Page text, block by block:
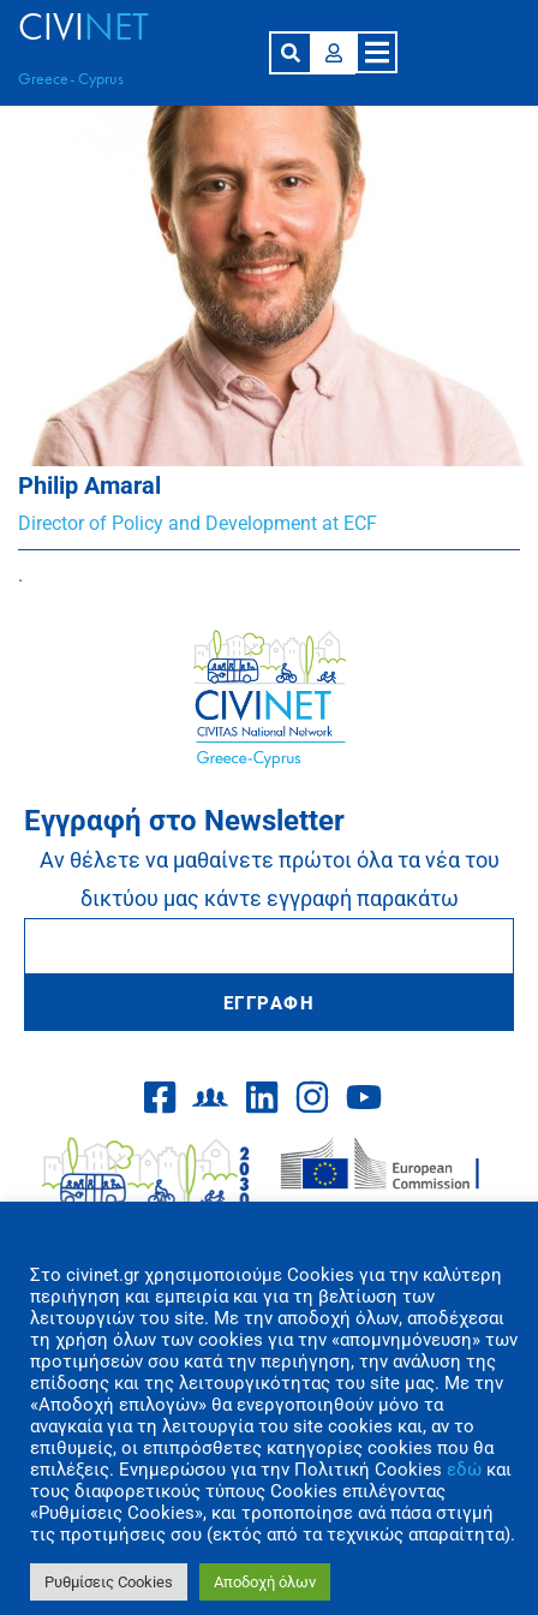
CIVINET
Greece- Cyprus
Philip Amaral
Director of Policy and Development at ECF
.
Εγγραφή στο Newsletter
Αν θέλετε να μαθαίνετε πρώτοι όλα τα νέα του
δικτύου μας κάντε εγγραφή παρακάτω
ΕΓΓΡΑΦΗ
Όροι Χρήσης/Πολιτική Απορρήτου
Επικοινωνία
Copyright 2026 CIVINET Greece-Cyprus
A.M.K.E. All rights reserved | Created by
Polygons Studio
Στo civinet.gr χρησιμοποιούμε Cookies για την καλύτερη
περιήγηση και εμπειρία και για τη βελτίωση των
λειτουργιών του site. Με την αποδοχή όλων, αποδέχεσαι
τη χρήση όλων των cookies για την «απομνημόνευση» των
προτιμήσεών σου κατά την περιήγηση, την ανάλυση της
επίδοσης και της λειτουργικότητας του site μας. Με την
«Αποδοχή επιλογών» θα ενεργοποιηθούν μόνο τα
αναγκαία για τη λειτουργία του site cookies και, αν το
επιθυμείς, οι επιπρόσθετες κατηγορίες cookies που θα
επιλέξεις. Ενημερώσου για την Πολιτική Cookies εδώ και
τους διαφορετικούς τύπους Cookies επιλέγοντας
«Ρυθμίσεις Cookies», και τροποποίησε ανά πάσα στιγμή
τις προτιμήσεις σου (εκτός από τα τεχνικώς απαραίτητα).
Ρυθμίσεις Cookies Αποδοχή όλων